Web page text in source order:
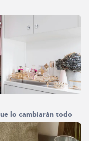
lo cambiarán todo